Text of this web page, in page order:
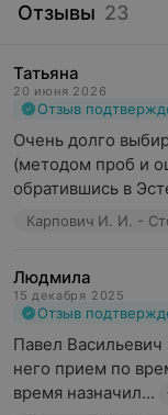
Отзывы 23
Татьяна
20 июня 2026
Отзыв
Очень долго
(методом проб и
обратившись в
Карпович И. И. -
Людмила
15 декабря 2025
Отзыв
Павел Васильевич
него прием по
время назначил...